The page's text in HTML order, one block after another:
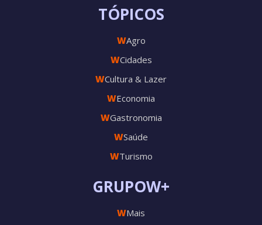
GRUPOW+
WMais
TÓPICOS
WAgro
WCidades
WCultura & Lazer
WEconomia
WGastronomia
WSaúde
WTurismo